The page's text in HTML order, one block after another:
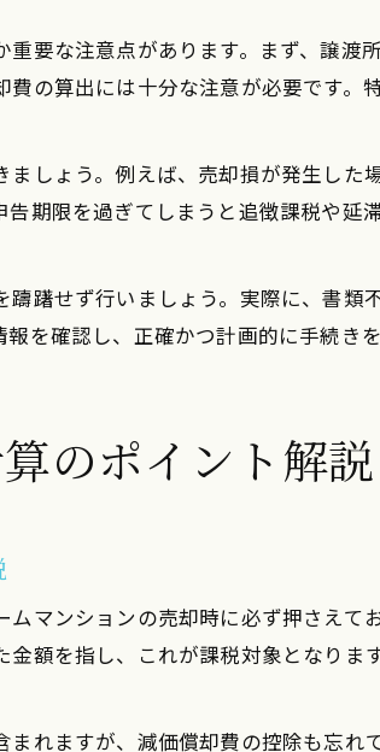
要な注意点があります。まず、譲渡
の算出には十分な注意が必要です。
しょう。例えば、売却損が発生し
期限を過ぎてしまうと追徴課税や延
躇せず行いましょう。実際に、書
を確認し、正確かつ計画的に手続き
のポイント解説
マンションの売却時に必ず押さえて
額を指し、これが課税対象となりま
れますが、減価償却費の控除も忘